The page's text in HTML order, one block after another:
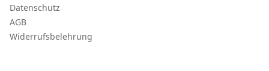
Datenschutz
AGB
Widerrufsbelehrung